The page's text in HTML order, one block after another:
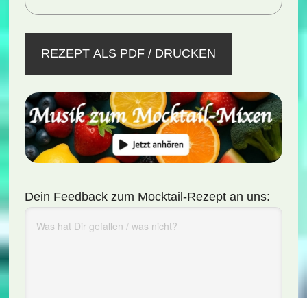
REZEPT ALS PDF / DRUCKEN
Dein Feedback zum Mocktail-Rezept an uns: